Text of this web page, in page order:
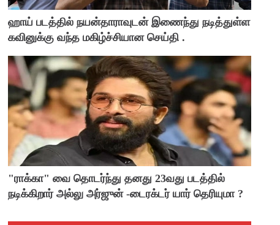
ஹாய் படத்தில் நயன்தாராவுடன் இணைந்து நடித்துள்ள
கவினுக்கு வந்த மகிழ்ச்சியான செய்தி .
"ராக்கா" வை தொடர்ந்து தனது 23வது படத்தில்
நடிக்கிறார் அல்லு அர்ஜுன் -டைரக்டர் யார் தெரியுமா ?